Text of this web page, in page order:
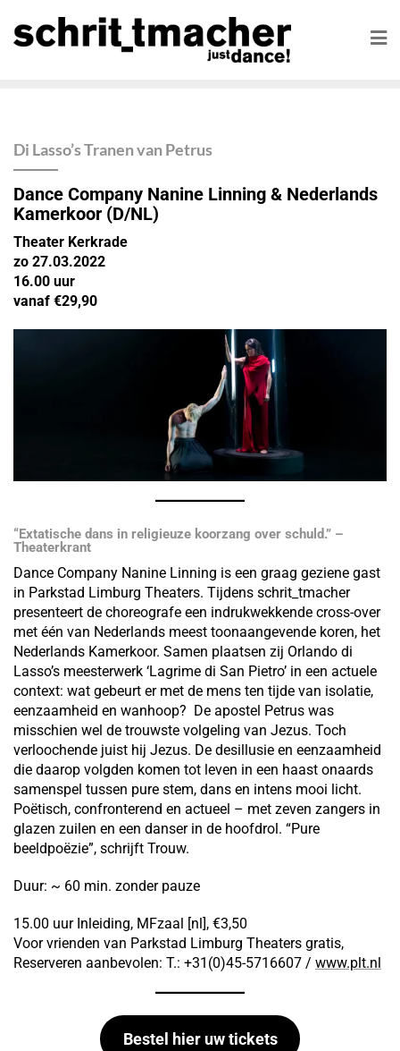
Di Lasso’s Tranen van Petrus
Dance Company Nanine Linning & Nederlands
Kamerkoor (D/NL)
Theater Kerkrade
zo 27.03.2022
16.00 uur
vanaf €29,90
“Extatische dans in religieuze koorzang over schuld.” –
Theaterkrant
Dance Company Nanine Linning is een graag geziene gast
in Parkstad Limburg Theaters. Tijdens schrit_tmacher
presenteert de choreografe een indrukwekkende cross-over
met één van Nederlands meest toonaangevende koren, het
Nederlands Kamerkoor. Samen plaatsen zij Orlando di
Lasso’s meesterwerk ‘Lagrime di San Pietro’ in een actuele
context: wat gebeurt er met de mens ten tijde van isolatie,
eenzaamheid en wanhoop? De apostel Petrus was
misschien wel de trouwste volgeling van Jezus. Toch
verloochende juist hij Jezus. De desillusie en eenzaamheid
die daarop volgden komen tot leven in een haast onaards
samenspel tussen pure stem, dans en intens mooi licht.
Poëtisch, confronterend en actueel – met zeven zangers in
glazen zuilen en een danser in de hoofdrol. “Pure
beeldpoëzie”, schrijft Trouw.
Duur: ~ 60 min. zonder pauze
15.00 uur Inleiding, MFzaal [nl], €3,50
Voor vrienden van Parkstad Limburg Theaters gratis,
Reserveren aanbevolen: T.: +31(0)45-5716607 / www.plt.nl
Bestel hier uw tickets